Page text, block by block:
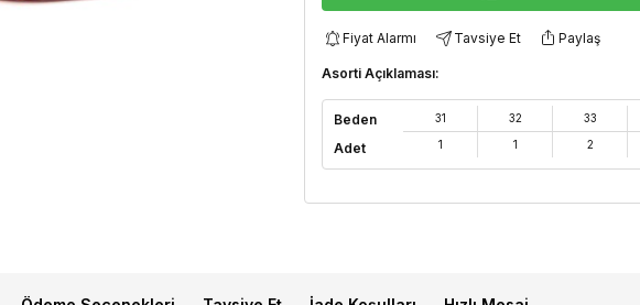
Fiyat Alarmı Tavsiye Et Paylaş
Asorti Açıklaması:
Beden
Adet
31
1
32
1
33
2